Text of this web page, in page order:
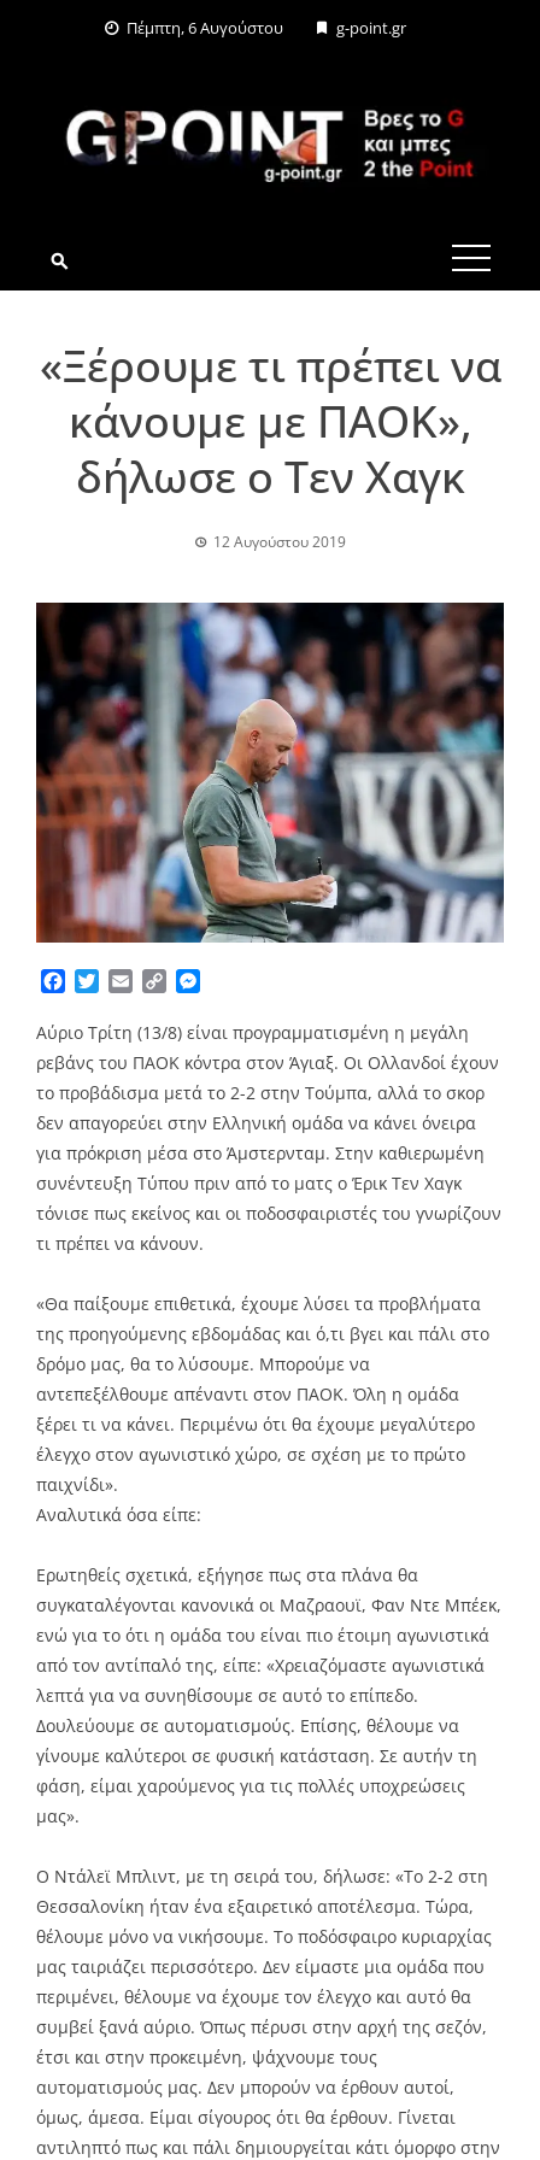
Πέμπτη, 6 Αυγούστου g-point.gr
G-POINT.GR
«Ξέρουμε τι πρέπει να
κάνουμε με ΠΑΟΚ»,
δήλωσε ο Τεν Χαγκ
12 Αυγούστου 2019
Facebook
TwitterEmailCopy
Αύριο Τρίτη (13/8) είναι προγραμματισμένη η μεγάλη
ρεβάνς του ΠΑΟΚ κόντρα στον Άγιαξ. Οι Ολλανδοί έχουν
το προβάδισμα μετά το 2-2 στην Τούμπα, αλλά το σκορ
δεν απαγορεύει στην Ελληνική ομάδα να κάνει όνειρα
για πρόκριση μέσα στο Άμστερνταμ. Στην καθιερωμένη
συνέντευξη Τύπου πριν από το ματς ο Έρικ Τεν Χαγκ
τόνισε πως εκείνος και οι ποδοσφαιριστές του γνωρίζουν
τι πρέπει να κάνουν.
«Θα παίξουμε επιθετικά, έχουμε λύσει τα προβλήματα
της προηγούμενης εβδομάδας και ό,τι βγει και πάλι στο
δρόμο μας, θα το λύσουμε. Μπορούμε να
αντεπεξέλθουμε απέναντι στον ΠΑΟΚ. Όλη η ομάδα
ξέρει τι να κάνει. Περιμένω ότι θα έχουμε μεγαλύτερο
έλεγχο στον αγωνιστικό χώρο, σε σχέση με το πρώτο
παιχνίδι».
Αναλυτικά όσα είπε:
Ερωτηθείς σχετικά, εξήγησε πως στα πλάνα θα
συγκαταλέγονται κανονικά οι Μαζραουϊ, Φαν Ντε Μπέεκ,
ενώ για το ότι η ομάδα του είναι πιο έτοιμη αγωνιστικά
από τον αντίπαλό της, είπε: «Χρειαζόμαστε αγωνιστικά
λεπτά για να συνηθίσουμε σε αυτό το επίπεδο.
Δουλεύουμε σε αυτοματισμούς. Επίσης, θέλουμε να
γίνουμε καλύτεροι σε φυσική κατάσταση. Σε αυτήν τη
φάση, είμαι χαρούμενος για τις πολλές υποχρεώσεις
μας».
Ο Ντάλεϊ Μπλιντ, με τη σειρά του, δήλωσε: «Το 2-2 στη
Θεσσαλονίκη ήταν ένα εξαιρετικό αποτέλεσμα. Τώρα,
θέλουμε μόνο να νικήσουμε. Το ποδόσφαιρο κυριαρχίας
μας ταιριάζει περισσότερο. Δεν είμαστε μια ομάδα που
περιμένει, θέλουμε να έχουμε τον έλεγχο και αυτό θα
συμβεί ξανά αύριο. Όπως πέρυσι στην αρχή της σεζόν,
έτσι και στην προκειμένη, ψάχνουμε τους
αυτοματισμούς μας. Δεν μπορούν να έρθουν αυτοί,
όμως, άμεσα. Είμαι σίγουρος ότι θα έρθουν. Γίνεται
αντιληπτό πως και πάλι δημιουργείται κάτι όμορφο στην